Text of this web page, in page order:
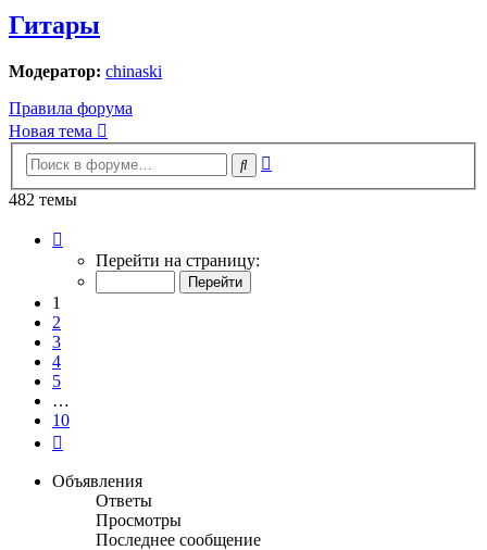
Гитары
Модератор: chinaski
Правила форума
Новая тема
Поиск
482 темы
Перейти на страницу:
1
2
3
4
5
…
10
Объявления
Ответы
Просмотры
Последнее сообщение